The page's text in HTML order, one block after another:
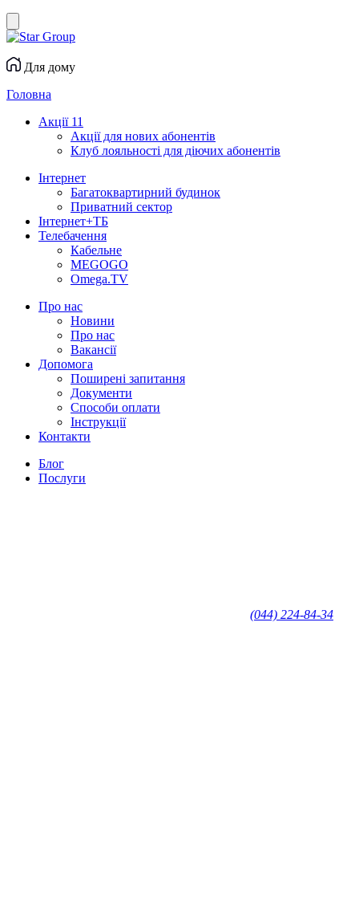
Для дому
Головна
Акції 11
Акції для нових абонентів
Клуб лояльності для діючих абонентів
Інтернет
Багатоквартирний будинок
Приватний сектор
Інтернет+ТБ
Телебачення
Кабельне
MEGOGO
Omega.TV
Про нас
Новини
Про нас
Вакансії
Допомога
Поширені запитання
Документи
Способи оплати
Інструкції
Контакти
Блог
Послуги
(044) 224-84-34